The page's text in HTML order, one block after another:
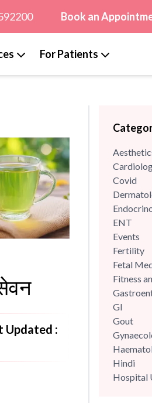
Book an
For Patients
Updated :
Covid
ENT
Events
Fertility
Fetal
Fitness
GI
Gout
Hindi
Hospital